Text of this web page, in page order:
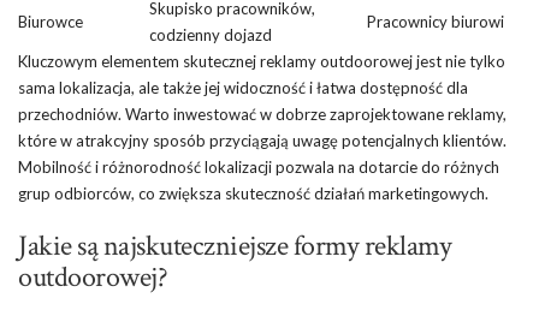
Biurowce
Skupisko pracowników,
codzienny dojazd
Pracownicy biurowi
Kluczowym elementem skutecznej reklamy outdoorowej jest nie tylko
sama lokalizacja, ale także jej widoczność i łatwa dostępność dla
przechodniów. Warto inwestować w dobrze zaprojektowane reklamy,
które w atrakcyjny sposób przyciągają uwagę potencjalnych klientów.
Mobilność i różnorodność lokalizacji pozwala na dotarcie do różnych
grup odbiorców, co zwiększa skuteczność działań marketingowych.
Jakie są najskuteczniejsze formy reklamy
outdoorowej?